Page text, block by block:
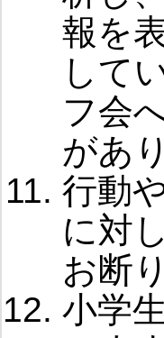
報を
して
フ会
があ
行動
に対
お断
小学